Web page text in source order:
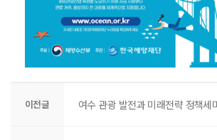
이전글 여수 관광 발전과 미래전략 정책세